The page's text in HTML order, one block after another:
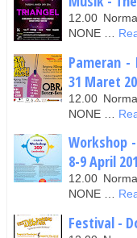
12.00
NONE …
Pameran
31 Maret
12.00
NONE …
Workshop
8-9 April
12.00
NONE …
Festival -